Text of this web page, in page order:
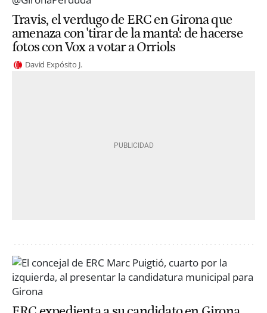
Travis, el verdugo de ERC en Girona que
amenaza con 'tirar de la manta': de hacerse
fotos con Vox a votar a Orriols
David Expósito J.